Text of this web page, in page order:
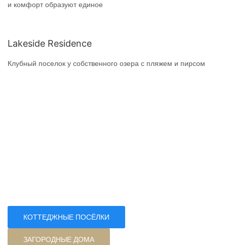
и комфорт образуют единое
Lakeside Residence
Клубный поселок у собственного озера с пляжем и пирсом
КОТТЕДЖНЫЕ ПОСЁЛКИ
ЗАГОРОДНЫЕ ДОМА